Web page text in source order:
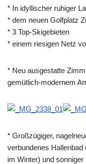
* In idyllischer ruhiger
* dem neuen Golfplatz
* 3 Top-Skigebieten
* einem riesigen Netz
* Neu ausgestatte
gemütlich-modernem
* Großzügiger,
verbundenes Hallenbad
im Winter) und